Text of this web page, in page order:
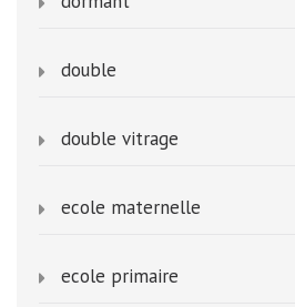
double
double vitrage
ecole maternelle
ecole primaire